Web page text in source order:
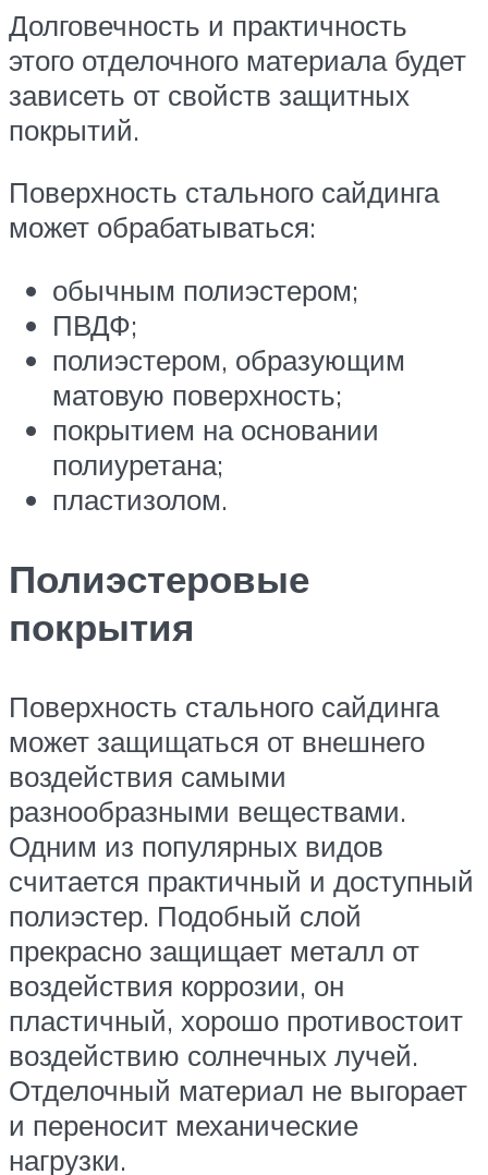
Долговечность и практичность
этого отделочного материала будет
зависеть от свойств защитных
покрытий.
Поверхность стального сайдинга
может обрабатываться:
обычным полиэстером;
ПВДФ;
полиэстером, образующим
матовую поверхность;
покрытием на основании
полиуретана;
пластизолом.
Полиэстеровые
покрытия
Поверхность стального сайдинга
может защищаться от внешнего
воздействия самыми
разнообразными веществами.
Одним из популярных видов
считается практичный и доступный
полиэстер. Подобный слой
прекрасно защищает металл от
воздействия коррозии, он
пластичный, хорошо противостоит
воздействию солнечных лучей.
Отделочный материал не выгорает
и переносит механические
нагрузки.